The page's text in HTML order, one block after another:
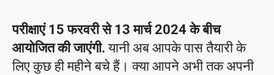
परीक्षाएं 15 फरवरी से 13 मार्च 2024 के बीच
आयोजित की जाएंगी. यानी अब आपके पास तैयारी के
लिए कुछ ही महीने बचे हैं। क्या आपने अभी तक अपनी